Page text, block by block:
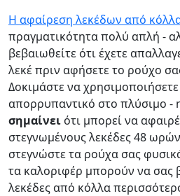
Η αφαίρεση λεκέδων από
πραγματικότητα πολύ απλή -
βεβαιωθείτε ότι έχετε
λεκέ πριν αφήσετε το ρούχο
Δοκιμάστε να
απορρυπαντικό στο πλύσιμο -
σημαίνει ότι μπορεί να
στεγνωμένους λεκέδες 48
στεγνώστε τα ρούχα σας
τα καλοριφέρ μπορούν να σας
λεκέδες από κόλλα